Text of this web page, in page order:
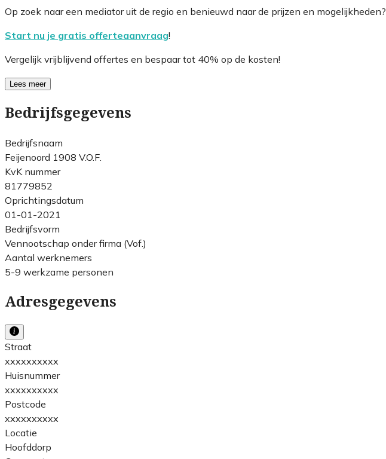
Op zoek naar een mediator uit de regio en benieuwd naar de prijzen en mogelijkheden?
Start nu je gratis offerteaanvraag!
Vergelijk vrijblijvend offertes en bespaar tot 40% op de kosten!
Lees meer
Bedrijfsgegevens
Bedrijfsnaam
Feijenoord 1908 V.O.F.
KvK nummer
81779852
Oprichtingsdatum
01-01-2021
Bedrijfsvorm
Vennootschap onder firma (Vof.)
Aantal werknemers
5-9 werkzame personen
Adresgegevens
Straat
xxxxxxxxxx
Huisnummer
xxxxxxxxxx
Postcode
xxxxxxxxxx
Locatie
Hoofddorp